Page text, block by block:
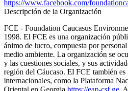
https://www.facebook.com/
Descripción de la Organización
FCE - Foundation Caucasus
1998. El FCE es una organización
ánimo de lucro, compuesta por
medio ambiente. La organización se
y las cuestiones sociales, y sus
región del Cáucaso. El FCE también es
internacionales, como la Plataforma
Oriental en Georgia https://eap-csf.ge.